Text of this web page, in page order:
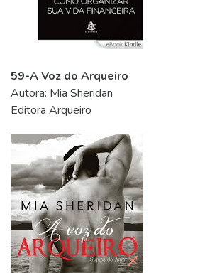
59-A Voz do Arqueiro
Autora: Mia Sheridan
Editora Arqueiro